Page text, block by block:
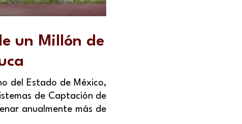
un Millón de
del Estado de México,
de Captación de
anualmente más de